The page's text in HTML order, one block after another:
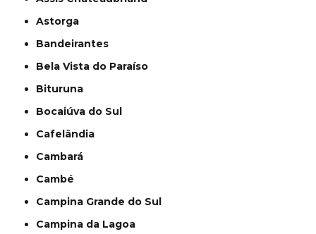
Astorga
Bandeirantes
Bela Vista do Paraíso
Bituruna
Bocaiúva do Sul
Cafelândia
Cambará
Cambé
Campina Grande do Sul
Campina da Lagoa